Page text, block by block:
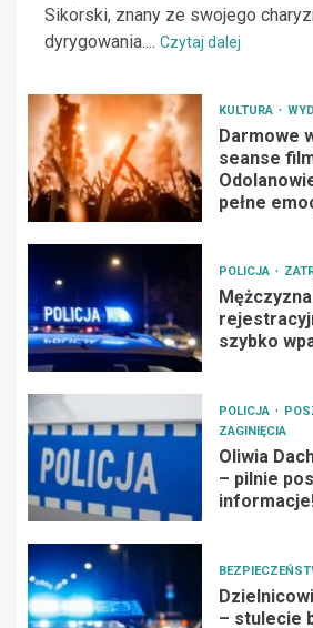
Sikorski, znany ze swojego
dyrygowania.... Czytaj dalej
KULTURA
Darmowe
seanse
pełne
POLICJA
szybko
POLICJA
ZAGINIĘCIA
Oliwia
– pilnie
– stulecie